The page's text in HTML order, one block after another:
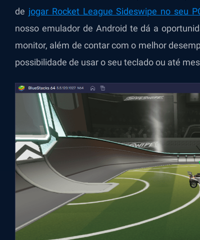
de jogar Rocket League Sideswipe no seu
nosso emulador de Android te dá a
monitor, além de contar com o melhor
possibilidade de usar o seu teclado ou até